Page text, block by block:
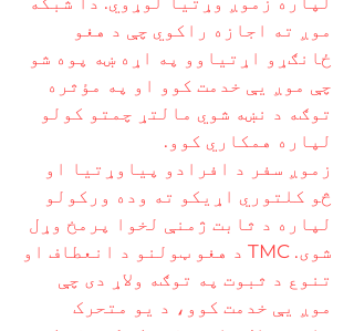
موږ ته اجازه راکوي چې د هغو
ځانګړو اړتیاوو په اړه ښه پوه شو
چې موږ یې خدمت کوو او په مؤثره
توګه د نښه شوي مالتړ چمتو کولو
لپاره همکاري کوو.
زموږ سفر د افرادو پیاوړتیا او
څو کلتوري اړیکو ته وده ورکولو
لپاره د ثابت ژمنې لخوا پرمخ وړل
شوی. TMC د هغو ټولنو د انعطاف او
تنوع د ثبوت په توګه ولاړ دی چې
موږ یې خدمت کوو، د یو متحرک